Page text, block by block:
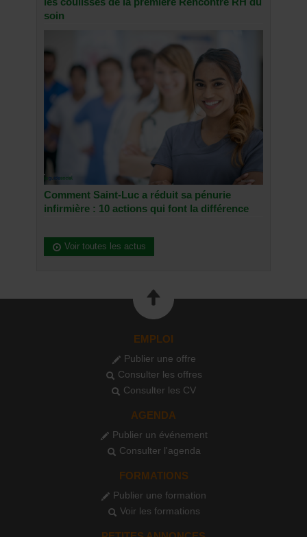
soin
Comment Saint-Luc a réduit sa pénurie
infirmière : 10 actions qui font la différence
Voir toutes les actus
EMPLOI
Publier une offre
Consulter les offres
Consulter les CV
AGENDA
Publier un événement
Consulter l'agenda
FORMATIONS
Publier une formation
Voir les formations